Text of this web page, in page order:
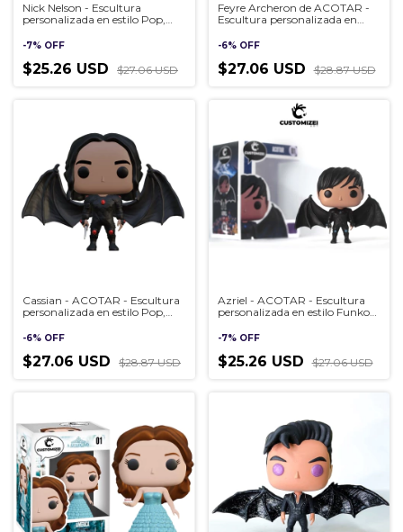
Nick Nelson - Escultura
personalizada en estilo Pop,
-7% OFF
$25.26 USD $27.06 USD
Feyre Archeron de ACOTAR -
Escultura personalizada en
3D
-6% OFF
$27.06 USD $28.87 USD
Cassian - ACOTAR - Escultura
personalizada en estilo Pop,
-6% OFF
$27.06 USD $28.87 USD
Azriel - ACOTAR - Escultura
personalizada en estilo Funko
-7% OFF
$25.26 USD $27.06 USD